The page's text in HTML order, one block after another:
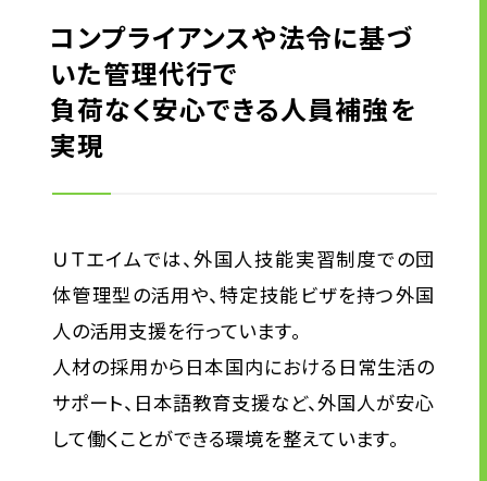
ニュース
グループ企業リンク
サイトのご利用にあたって
顧客情報の取り扱いについて
コンプライアンスや法令に基づ
いた管理代行で
負荷なく安心できる人員補強を
実現
ＵＴエイムでは、外国人技能実習制度での団
体管理型の活用や、特定技能ビザを持つ外国
人の活用支援を行っています。
人材の採用から日本国内における日常生活の
サポート、日本語教育支援など、外国人が安心
して働くことができる環境を整えています。